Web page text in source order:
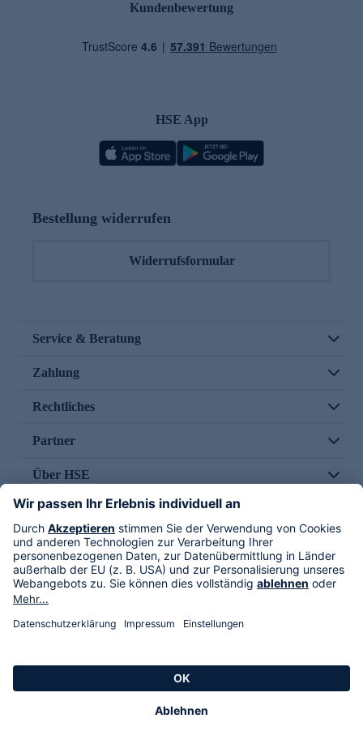
Kundenbewertung
HSE App
Bestellung widerrufen
Widerrufsformular
Service & Beratung
Zahlung
Rechtliches
Partner
Über HSE
Im TV
HSE International